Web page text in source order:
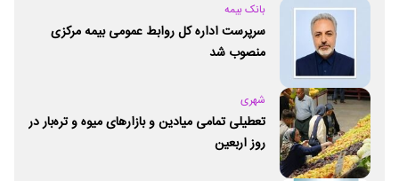
بانک بیمه
سرپرست اداره کل روابط عمومی بیمه مرکزی
منصوب شد
شهری
تعطیلی تمامی میادین و بازارهای میوه و تره‌بار در
روز اربعین